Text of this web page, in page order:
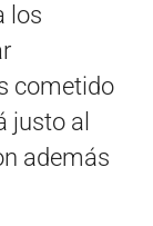
los
cometido
justo al
además